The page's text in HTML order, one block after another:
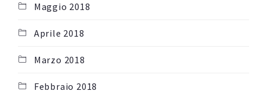
Maggio 2018
Aprile 2018
Marzo 2018
Febbraio 2018